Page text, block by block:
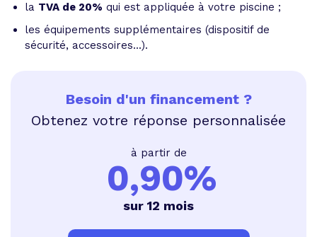
la TVA de 20% qui est appliquée à votre piscine ;
les équipements supplémentaires (dispositif de
sécurité, accessoires...).
Besoin d'un financement ?
Obtenez votre réponse personnalisée
à partir de
0,90%
sur 12 mois